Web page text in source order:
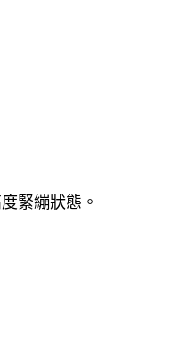
緊繃狀態。